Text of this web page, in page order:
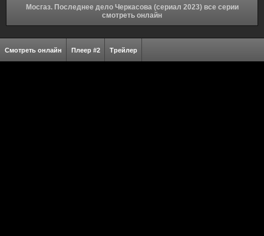
Мосгаз. Последнее дело Черкасова (сериал 2023) все серии
смотреть онлайн
Смотреть онлайн Плеер #2 Трейлер